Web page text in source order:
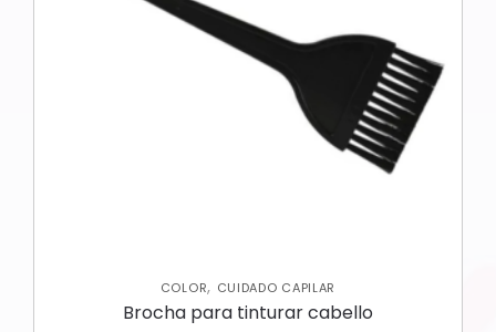
COLOR, CUIDADO CAPILAR
Brocha para tinturar cabello